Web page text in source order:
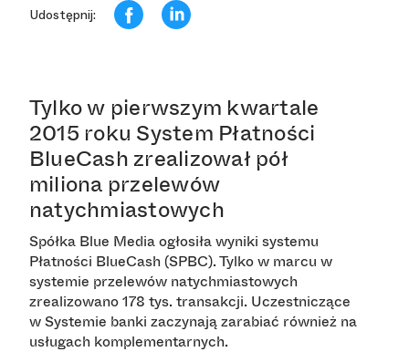
Udostępnij:
Tylko w pierwszym kwartale
2015 roku System Płatności
BlueCash zrealizował pół
miliona przelewów
natychmiastowych
Spółka Blue Media ogłosiła wyniki systemu
Płatności BlueCash (SPBC). Tylko w marcu w
systemie przelewów natychmiastowych
zrealizowano 178 tys. transakcji. Uczestniczące
w Systemie banki zaczynają zarabiać również na
usługach komplementarnych.